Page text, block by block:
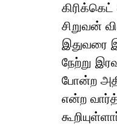
சிறுவன்
இதுவரை
நேற்று
போன்ற
என்ற